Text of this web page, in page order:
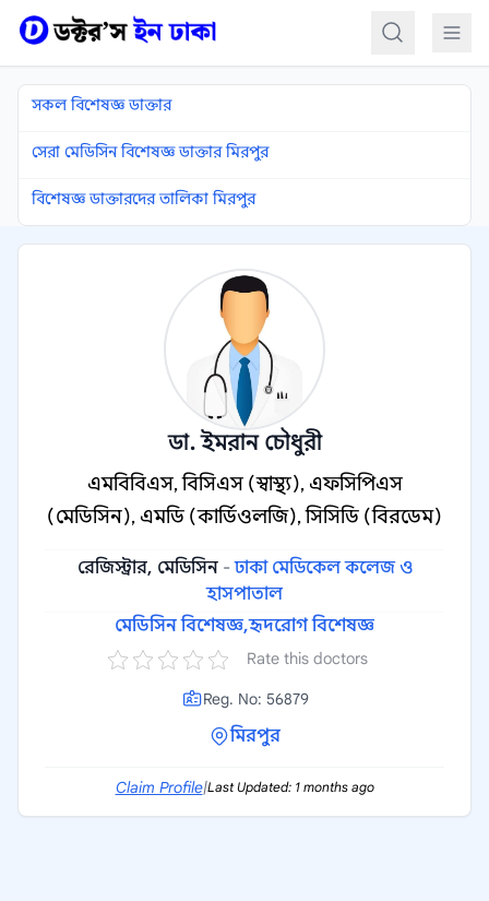
সকল বিশেষজ্ঞ ডাক্তার
সেরা মেডিসিন বিশেষজ্ঞ ডাক্তার মিরপুর
বিশেষজ্ঞ ডাক্তারদের তালিকা মিরপুর
ডা. ইমরান চৌধুরী
এমবিবিএস, বিসিএস (স্বাস্থ্য), এফসিপিএস
(মেডিসিন), এমডি (কার্ডিওলজি), সিসিডি (বিরডেম)
রেজিস্ট্রার, মেডিসিন -ঢাকা মেডিকেল কলেজ ও
হাসপাতাল
মেডিসিন বিশেষজ্ঞ,হৃদরোগ বিশেষজ্ঞ
Rate this doctors
Reg. No: 56879
মিরপুর
Claim Profile|Last Updated: 1 months ago